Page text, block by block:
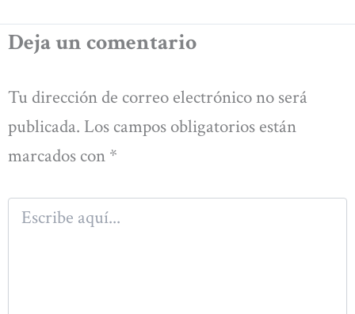
Deja un comentario
Tu dirección de correo electrónico no será
publicada. Los campos obligatorios están
marcados con *
Escribe
aquí...